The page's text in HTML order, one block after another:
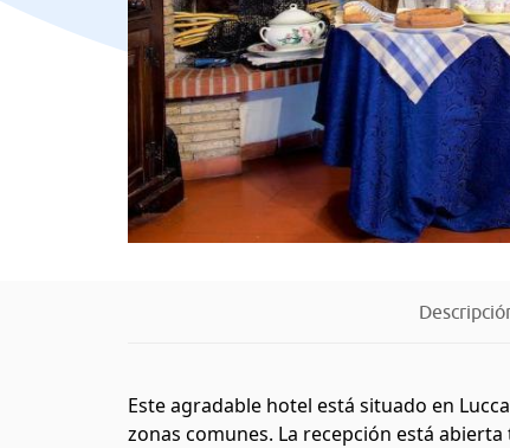
Este agradable hotel está situado en
zonas comunes. La recepción está